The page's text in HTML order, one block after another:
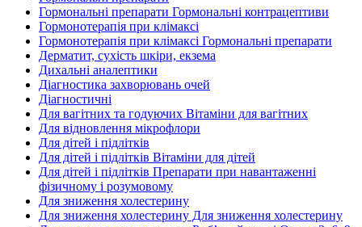
Гормональні препарати Гормональні контрацептиви
Гормонотерапія при клімаксі
Гормонотерапія при клімаксі Гормональні препарати
Дерматит, сухість шкіри, екзема
Дихальні аналептики
Діагностика захворювань очей
Діагностичні
Для вагітних та годуючих Вітаміни для вагітних
Для відновлення мікрофлори
Для дітей і підлітків
Для дітей і підлітків Вітаміни для дітей
Для дітей і підлітків Препарати при навантаженні
фізичному і розумовому
Для зниження холестерину
Для зниження холестерину Для зниження холестерину